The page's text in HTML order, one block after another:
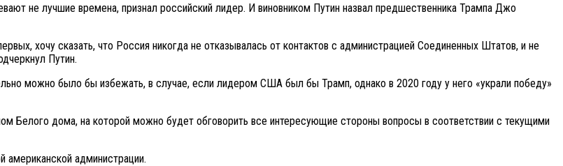
не лучшие времена, признал российский лидер. И виновником Путин назвал предшественника Трампа Джо
хочу сказать, что Россия никогда не отказывалась от контактов с администрацией Соединенных Штатов, и не
Путин.
можно было бы избежать, в случае, если лидером США был бы Трамп, однако в 2020 году у него «украли победу»
Белого дома, на которой можно будет обговорить все интересующие стороны вопросы в соответствии с текущими
американской администрации.